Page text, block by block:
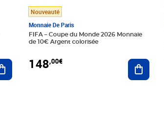
Ajouter au panier
Nouveauté
Monnaie De Paris
FIFA – Coupe du Monde 2026 Monnaie
de 10€ Argent colorisée
148,00€